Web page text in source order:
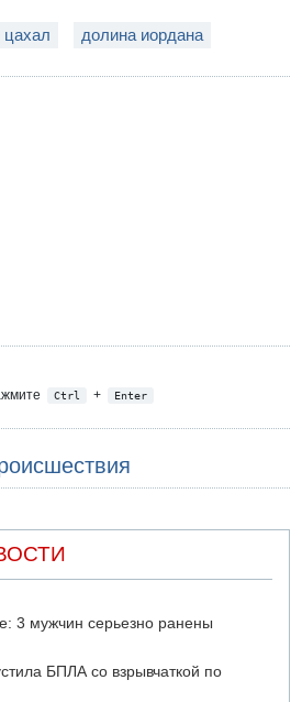
цахал долина иордана
Ctrl + Enter
3 мужчин серьезно ранены
БПЛА со взрывчаткой по